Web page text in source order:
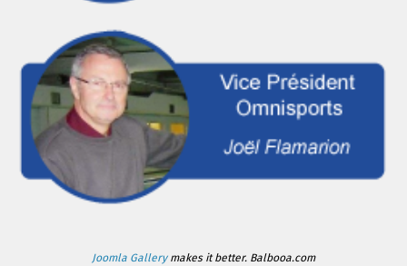
Joomla Gallerymakes it better. Balbooa.com